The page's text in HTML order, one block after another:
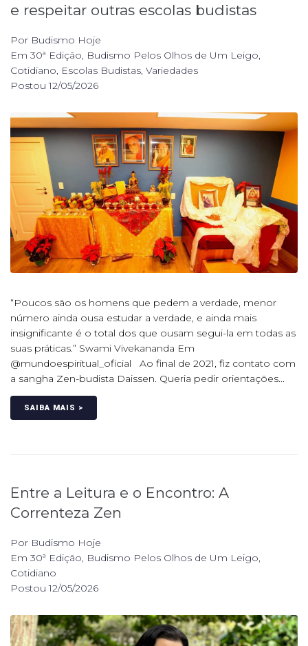
e respeitar outras escolas budistas
Por Budismo Hoje
Em 30ª Edição, Budismo Pelos Olhos de Um Leigo,
Cotidiano, Escolas Budistas, Variedades
Postou12/05/2026
“Poucos são os homens que pedem a verdade, menor
número ainda ousa estudar a verdade, e ainda mais
insignificante é o total dos que ousam segui-la em todas as
suas práticas.” Swami Vivekananda Em
@mundoespiritual_oficial Ao final de 2021, fiz contato com
a sangha Zen-budista Daissen. Queria pedir orientações...
SAIBA MAIS >
Entre a Leitura e o Encontro: A
Correnteza Zen
Por Budismo Hoje
Em 30ª Edição, Budismo Pelos Olhos de Um Leigo,
Cotidiano
Postou12/05/2026